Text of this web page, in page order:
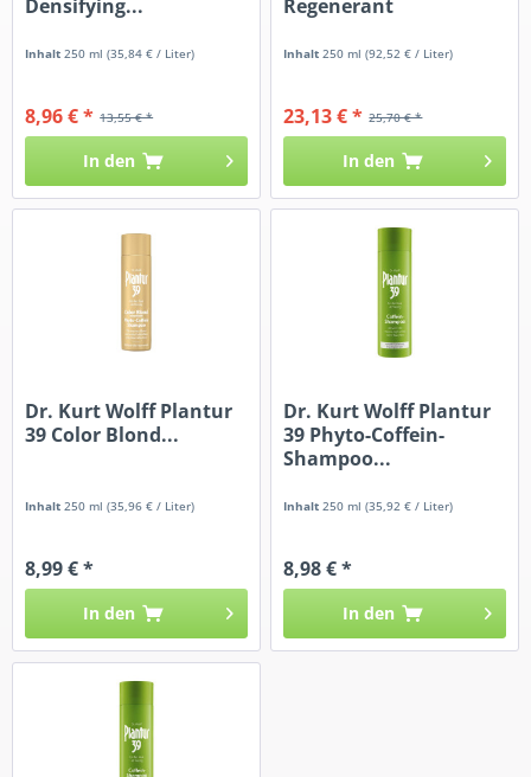
Densifying...
Inhalt 250 ml(35,84 € / Liter)
13,55 € *
8,96 € *
In den
Regenerant
Inhalt 250 ml(92,52 € / Liter)
25,70 € *
23,13 € *
In den
Dr. Kurt Wolff Plantur
39 Color Blond...
Inhalt250 ml(35,96 € / Liter)
8,99 € *
In den
Dr. Kurt Wolff Plantur
39 Phyto-Coffein-
Shampoo...
Inhalt250 ml(35,92 € / Liter)
8,98 € *
In den